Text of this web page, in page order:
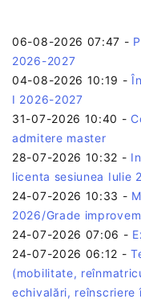
06-08-2026 07:47 -
2026-2027
04-08-2026 10:19 -
I 2026-2027
31-07-2026 10:40 -
admitere master
28-07-2026 10:32 -
licenta sesiunea Iulie
24-07-2026 10:33 -
2026/Grade
24-07-2026 07:06 -
24-07-2026 06:12 -
(mobilitate,
echivalări,